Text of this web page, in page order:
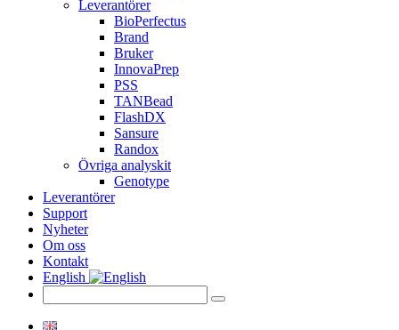
Leverantörer
BioPerfectus
Brand
Bruker
InnovaPrep
PSS
TANBead
FlashDX
Sansure
Randox
Övriga analyskit
Genotype
Leverantörer
Support
Nyheter
Om oss
Kontakt
English